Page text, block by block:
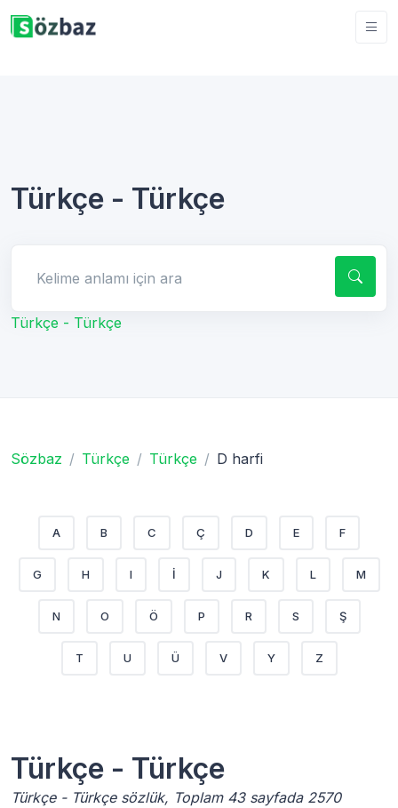
Türkçe - Türkçe
Türkçe - Türkçe
Sözbaz Türkçe Türkçe D harfi
A B C Ç D E F
G H I İ J K L M
N O Ö P R S Ş
T U Ü V Y Z
Türkçe - Türkçe
Türkçe - Türkçe sözlük, Toplam 43 sayfada 2570